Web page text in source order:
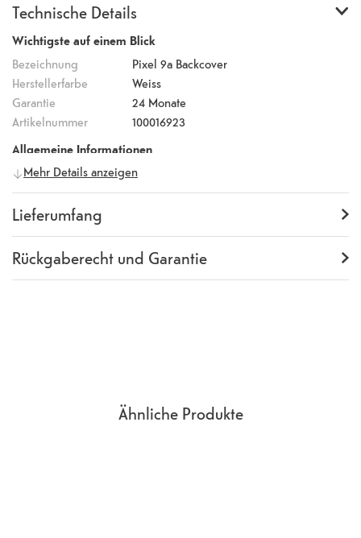
verbessert die Griffigkeit und reduziert Fingerabdrücke. Die
Kamera und alle Tasten und Anschlüsse können weiterhin
verwendet werden.
Technische Details
Wichtigste auf einem Blick
Bezeichnung
Pixel 9a Backcover
Herstellerfarbe
Weiss
Garantie
24 Monate
Artikelnummer
100016923
Allgemeine Informationen
Hersteller
Google
Herstellernummer
GA09302-WW
Mehr Details anzeigen
Lieferumfang
Lieferumfang Backcover
Rückgaberecht und Garantie
Garantie
24 Monate
Ähnliche Produkte